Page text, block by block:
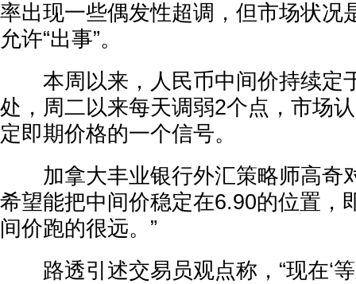
率出现一些偶发性超调，但市场状况
允许“出事”。
本周以来，人民币中间价持续定
处，周二以来每天调弱2个点，市场
定即期价格的一个信号。
加拿大丰业银行外汇策略师高奇
希望能把中间价稳定在6.90的位置，
间价跑的很远。”
路透引述交易员观点称，“现在‘等